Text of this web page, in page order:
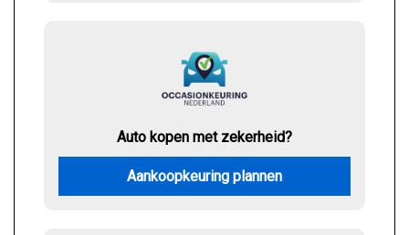
Auto kopen met zekerheid?
Aankoopkeuring plannen